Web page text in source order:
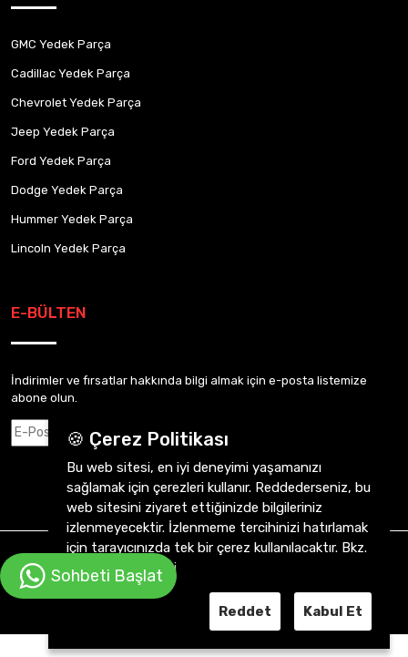
GMC Yedek Parça
Cadillac Yedek Parça
Chevrolet Yedek Parça
Jeep Yedek Parça
Ford Yedek Parça
Dodge Yedek Parça
Hummer Yedek Parça
Lincoln Yedek Parça
E-BÜLTEN
İndirimler ve fırsatlar hakkında bilgi almak için e-posta listemize
abone olun.
Abone Ol
CVY Otomotiv 2026 ©
Sohbeti Başlat
🍪 Çerez Politikası
Bu web sitesi, en iyi deneyimi yaşamanızı
sağlamak için çerezleri kullanır. Reddederseniz, bu
web sitesini ziyaret ettiğinizde bilgileriniz
izlenmeyecektir. İzlenmeme tercihinizi hatırlamak
için tarayıcınızda tek bir çerez kullanılacaktır. Bkz.
Gizlilik Sözleşmesi
Reddet Kabul Et